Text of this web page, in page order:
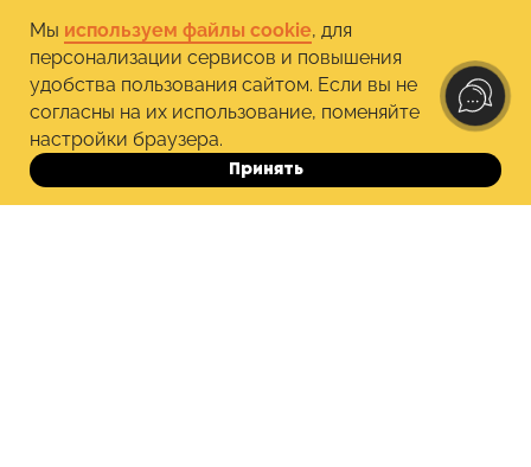
работает в образовании
Мы используем файлы cookie, для
персонализации сервисов и повышения
удобства пользования сайтом. Если вы не
согласны на их использование, поменяйте
настройки браузера.
Принять
до 09.08